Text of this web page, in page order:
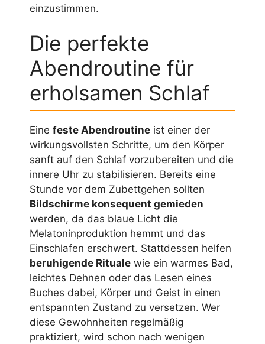
einzustimmen.
Die perfekte
Abendroutine für
erholsamen Schlaf
Eine feste Abendroutine ist einer der
wirkungsvollsten Schritte, um den Körper
sanft auf den Schlaf vorzubereiten und die
innere Uhr zu stabilisieren. Bereits eine
Stunde vor dem Zubettgehen sollten
Bildschirme konsequent gemieden
werden, da das blaue Licht die
Melatoninproduktion hemmt und das
Einschlafen erschwert. Stattdessen helfen
beruhigende Rituale wie ein warmes Bad,
leichtes Dehnen oder das Lesen eines
Buches dabei, Körper und Geist in einen
entspannten Zustand zu versetzen. Wer
diese Gewohnheiten regelmäßig
praktiziert, wird schon nach wenigen